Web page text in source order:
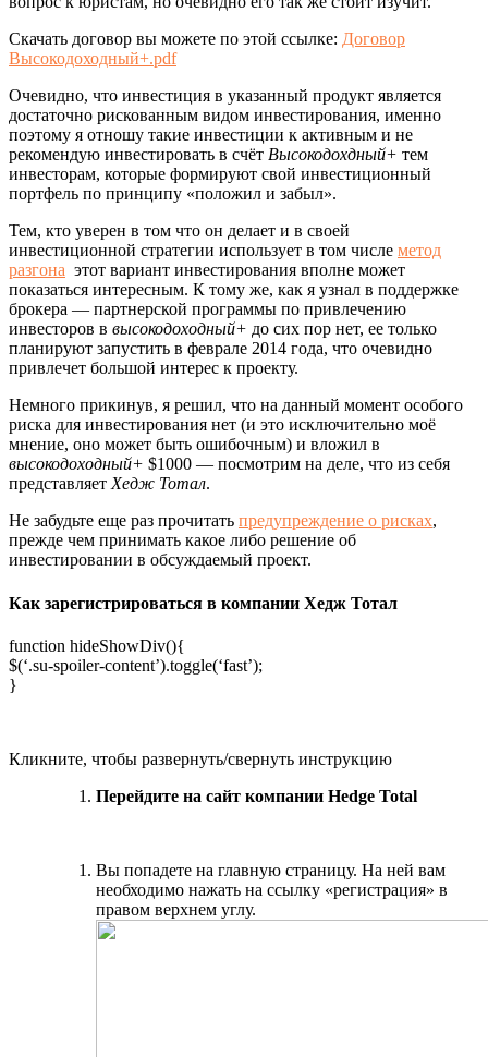
Скачать договор вы можете по этой ссылке: Договор
Высокодоходный+.pdf
Очевидно, что инвестиция в указанный продукт является
достаточно рискованным видом инвестирования, именно
поэтому я отношу такие инвестиции к активным и не
рекомендую инвестировать в счёт Высокодохдный+ тем
инвесторам, которые формируют свой инвестиционный
портфель по принципу «положил и забыл».
Тем, кто уверен в том что он делает и в своей
инвестиционной стратегии использует в том числе метод
разгона этот вариант инвестирования вполне может
показаться интересным. К тому же, как я узнал в поддержке
брокера — партнерской программы по привлечению
инвесторов в высокодоходный+ до сих пор нет, ее только
планируют запустить в феврале 2014 года, что очевидно
привлечет большой интерес к проекту.
Немного прикинув, я решил, что на данный момент особого
риска для инвестирования нет (и это исключительно моё
мнение, оно может быть ошибочным) и вложил в
высокодоходный+ $1000 — посмотрим на деле, что из себя
представляетХедж Тотал.
Не забудьте еще раз прочитать предупреждение о рисках,
прежде чем принимать какое либо решение об
инвестировании в обсуждаемый проект.
Как зарегистрироваться в компании Хедж Тотал
function hideShowDiv(){
$(‘.su-spoiler-content’).toggle(‘fast’);
}
Кликните, чтобы развернуть/свернуть инструкцию
Перейдите на сайт компании Hedge Total
Вы попадете на главную страницу. На ней вам
необходимо нажать на ссылку «регистрация» в
правом верхнем углу.